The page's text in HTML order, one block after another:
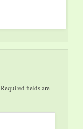
Required fields are